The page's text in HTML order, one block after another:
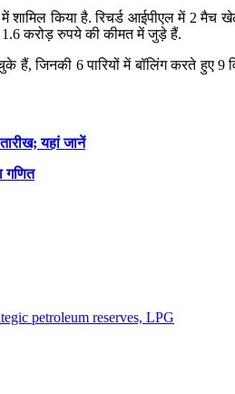
शामिल किया है. रिचर्ड आईपीएल में 2
1.6 करोड़ रुपये की कीमत में जुड़े हैं.
6 पारियों में बॉलिंग करते हुए 9
यहां जानें
गणित
petroleum reserves, LPG